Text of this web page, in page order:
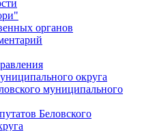
органов
округа
муниципального
Беловского